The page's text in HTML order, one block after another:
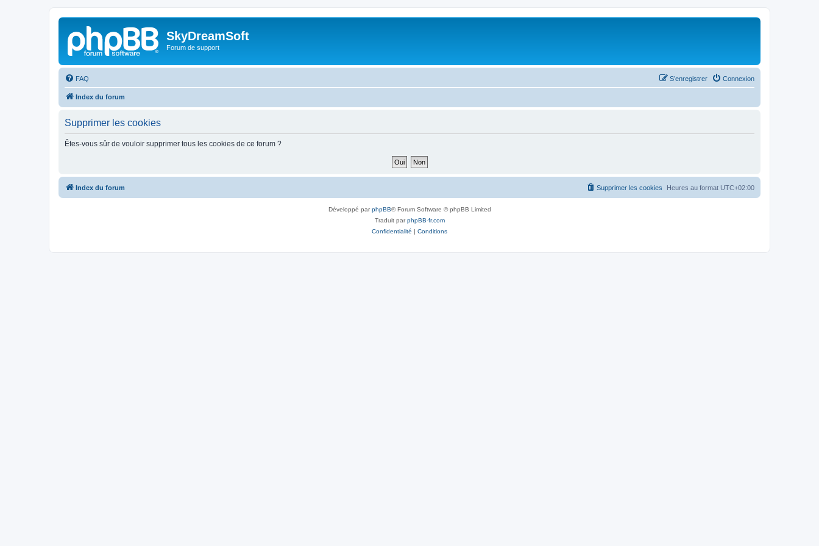
SkyDreamSoft
Forum de support
FAQ Connexion
S’enregistrer
Index du forum
Supprimer les cookies
Êtes-vous sûr de vouloir supprimer tous les cookies de ce forum ?
Index du forum Heures au format UTC+02:00
Supprimer les cookies
Développé parphpBB® Forum Software © phpBB Limited
Traduit parphpBB-fr.com
Confidentialité | Conditions